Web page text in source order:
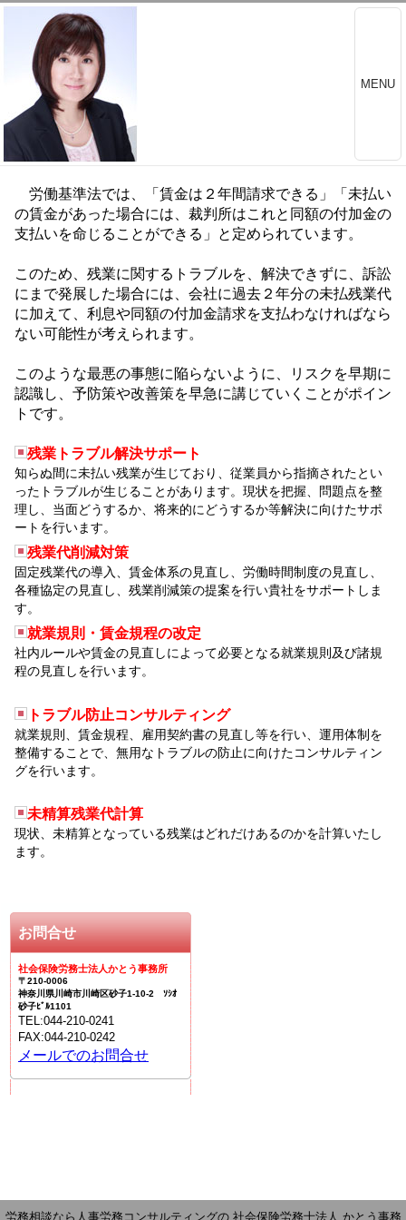
MENU
労働基準法では、「賃金は２年間請求できる」「未払い
の賃金があった場合には、裁判所はこれと同額の付加金の
支払いを命じることができる」と定められています。
このため、残業に関するトラブルを、解決できずに、訴訟
にまで発展した場合には、会社に過去２年分の未払残業代
に加えて、利息や同額の付加金請求を支払わなければなら
ない可能性が考えられます。
このような最悪の事態に陥らないように、リスクを早期に
認識し、予防策や改善策を早急に講じていくことがポイン
トです。
残業トラブル解決サポート
知らぬ間に未払い残業が生じており、従業員から指摘されたとい
ったトラブルが生じることがあります。現状を把握、問題点を整
理し、当面どうするか、将来的にどうするか等解決に向けたサポ
ートを行います。
残業代削減対策
固定残業代の導入、賃金体系の見直し、労働時間制度の見直し、
各種協定の見直し、残業削減策の提案を行い貴社をサポートしま
す。
就業規則・賃金規程の改定
社内ルールや賃金の見直しによって必要となる就業規則及び諸規
程の見直しを行います。
トラブル防止コンサルティング
就業規則、賃金規程、雇用契約書の見直し等を行い、運用体制を
整備することで、無用なトラブルの防止に向けたコンサルティン
グを行います。
未精算残業代計算
現状、未精算となっている残業はどれだけあるのかを計算いたし
ます。
お問合せ
社会保険労務士法人かとう事務所
〒210-0006
神奈川県川崎市川崎区砂子1-10-2 ｿｼｵ
砂子ﾋﾞﾙ1101
TEL:044-210-0241
FAX:044-210-0242
メールでのお問合せ
労務相談なら人事労務コンサルティングの 社会保険労務士法人 かとう事務